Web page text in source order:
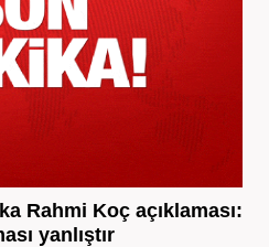
Rahmi Koç açıklaması:
yanlıştır